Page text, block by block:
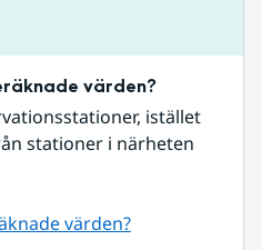
värden?
istället
stationer i närheten
värden?